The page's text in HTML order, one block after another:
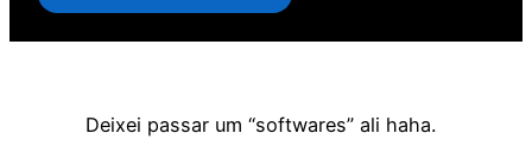
Deixei passar um “softwares” ali haha.